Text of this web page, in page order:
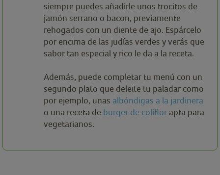
siempre puedes añadirle unos trocitos de
jamón serrano o bacon, previamente
rehogados con un diente de ajo. Espárcelo
por encima de las judías verdes y verás que
sabor tan especial y rico le da a la receta.
Además, puede completar tu menú con un
segundo plato que deleite tu paladar como
por ejemplo, unas albóndigas a la jardinera
o una receta de burger de coliflor apta para
vegetarianos.